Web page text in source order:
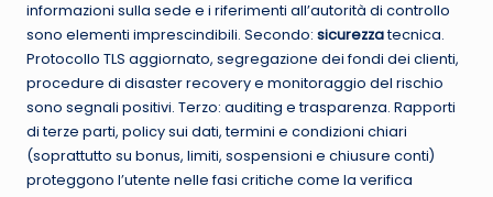
informazioni sulla sede e i riferimenti all’autorità di controllo
sono elementi imprescindibili. Secondo: sicurezzatecnica.
Protocollo TLS aggiornato, segregazione dei fondi dei clienti,
procedure di disaster recovery e monitoraggio del rischio
sono segnali positivi. Terzo: auditing e trasparenza. Rapporti
di terze parti, policy sui dati, termini e condizioni chiari
(soprattutto su bonus, limiti, sospensioni e chiusure conti)
proteggono l’utente nelle fasi critiche come la verifica